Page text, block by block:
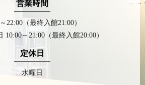
営業時間
22:00（最終入館21:00）
10:00～21:00（最終入館20:00）
定休日
水曜日